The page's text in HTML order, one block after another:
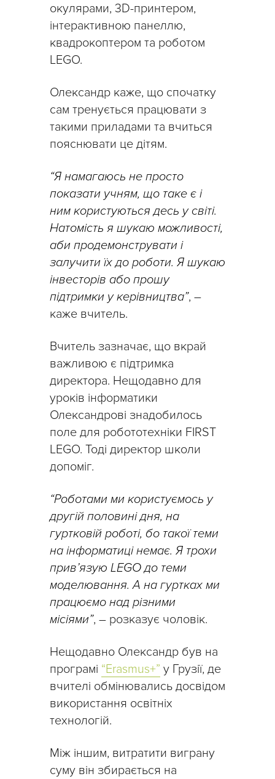
окулярами, 3D-принтером,
інтерактивною панеллю,
квадрокоптером та роботом
LEGO.
Олександр каже, що спочатку
сам тренується працювати з
такими приладами та вчиться
пояснювати це дітям.
“Я намагаюсь не просто
показати учням, що таке є і
ним користуються десь у світі.
Натомість я шукаю можливості,
аби продемонструвати і
залучити їх до роботи. Я шукаю
інвесторів або прошу
підтримки у керівництва”, –
каже вчитель.
Вчитель зазначає, що вкрай
важливою є підтримка
директора. Нещодавно для
уроків інформатики
Олександрові знадобилось
поле для робототехніки FIRST
LEGO. Тоді директор школи
допоміг.
“Роботами ми користуємось у
другій половині дня, на
гуртковій роботі, бо такої теми
на інформатиці немає. Я трохи
прив’язую LEGO до теми
моделювання. А на гуртках ми
працюємо над різними
місіями”, – розказує чоловік.
Нещодавно Олександр був на
програмі “Erasmus+” у Грузії, де
вчителі обмінювались досвідом
використання освітніх
технологій.
Між іншим, витратити виграну
суму він збирається на